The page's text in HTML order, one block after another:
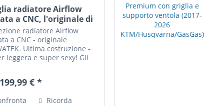
radiatore Airflow
a CNC, l'originale di
(2017-2026...
radiatore Airflow
a CNC - originale
Ultima costruzione -
leggera e super sexy! Gli
la nostra protezione
€ *
Ricorda